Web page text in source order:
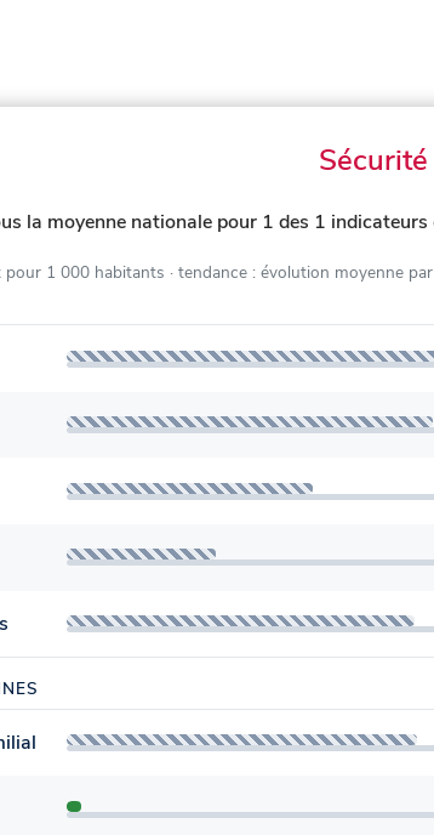
Sécurité
la moyenne nationale pour 1 des 1 indicateurs
pour 1 000 habitants · tendance : évolution moyenne